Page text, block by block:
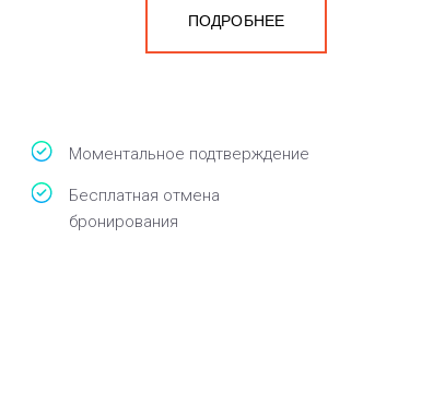
ПОДРОБНЕЕ
Моментальное подтверждение
Бесплатная отмена
бронирования